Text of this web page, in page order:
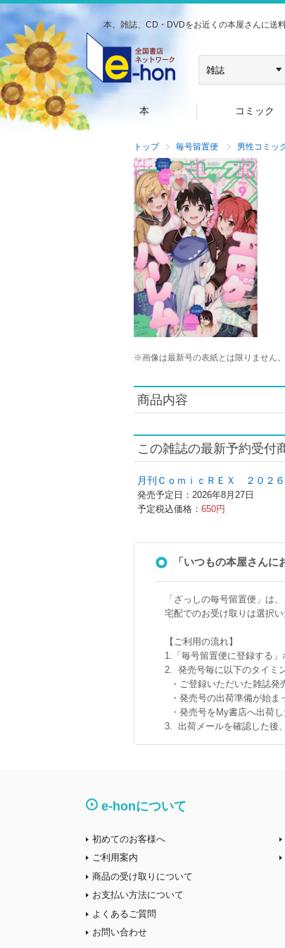
本、雑誌、CD・DVDをお近くの本屋さんに送
本 コミック
トップ 毎号留置便 男性コミッ
※画像は最新号の表紙とは限りません。
商品内容
この雑誌の最新予約受付
月刊ＣｏｍｉｃＲＥＸ ２０２
発売予定日：2026年8月27日
予定税込価格： 650円
「いつもの本屋さん
「ざっしの毎号留置便」は
宅配でのお受け取りは選択
【ご利用の流れ】
1.「毎号留置便に登録する」
2. 発売号毎に以下のタイミ
・ご登録いただいた雑誌発
・発売号の出荷準備が始ま
・発売号をMy書店へ出荷し
3. 出荷メールを確認した後
e-honについて
初めてのお客様へ
ご利用案内
商品の受け取りについて
お支払い方法について
よくあるご質問
お問い合わせ